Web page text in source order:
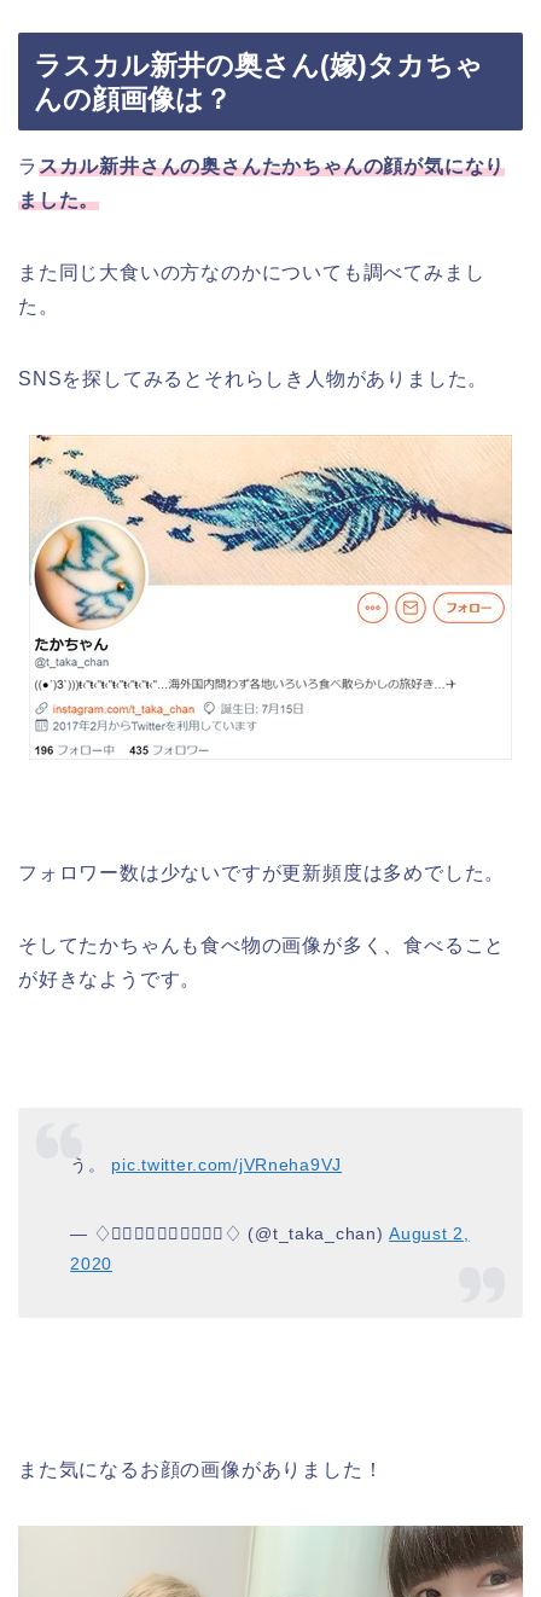
ラスカル新井の奥さん(嫁)タカちゃ
んの顔画像は？
ラスカル新井さんの奥さんたかちゃんの顔が気になり
ました。
また同じ大食いの方なのかについても調べてみまし
た。
SNSを探してみるとそれらしき人物がありました。
フォロワー数は少ないですが更新頻度は多めでした。
そしてたかちゃんも食べ物の画像が多く、食べること
が好きなようです。
う。 pic.twitter.com/jVRneha9VJ
— ♢た⃟か⃟ち⃟ゃ⃟ん⃟♢ (@t_taka_chan)August 2,
2020
また気になるお顔の画像がありました！